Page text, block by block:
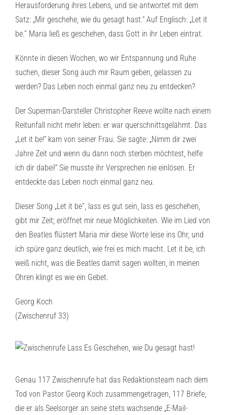
Herausforderung ihres Lebens, und sie antwortet mit dem
Satz: „Mir geschehe, wie du gesagt hast.“ Auf Englisch: „Let it
be.” Maria ließ es geschehen, dass Gott in ihr Leben eintrat.
Könnte in diesen Wochen, wo wir Entspannung und Ruhe
suchen, dieser Song auch mir Raum geben, gelassen zu
werden? Das Leben noch einmal ganz neu zu entdecken?
Der Superman-Darsteller Christopher Reeve wollte nach einem
Reitunfall nicht mehr leben: er war querschnittsgelähmt. Das
„Let it be!“ kam von seiner Frau. Sie sagte: „Nimm dir zwei
Jahre Zeit und wenn du dann noch sterben möchtest, helfe
ich dir dabei!“ Sie musste ihr Versprechen nie einlösen. Er
entdeckte das Leben noch einmal ganz neu.
Dieser Song „Let it be”, lass es gut sein, lass es geschehen,
gibt mir Zeit; eröffnet mir neue Möglichkeiten. Wie im Lied von
den Beatles flüstert Maria mir diese Worte leise ins Ohr, und
ich spüre ganz deutlich, wie frei es mich macht. Let it be, ich
weiß nicht, was die Beatles damit sagen wollten, in meinen
Ohren klingt es wie ein Gebet.
Georg Koch
(Zwischenruf 33)
Genau 117 Zwischenrufe hat das Redaktionsteam nach dem
Tod von Pastor Georg Koch zusammengetragen, 117 Briefe,
die er als Seelsorger an seine stets wachsende „E-Mail-